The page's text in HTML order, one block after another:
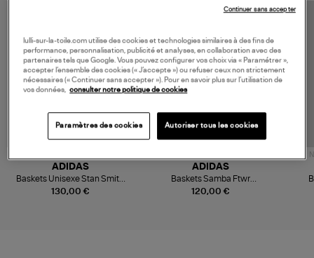
130,00 €
ADIDAS
Baskets Unisexe Stan Smith
Lux Clowhi Cwhite Green
120,00 €
ADIDAS
Baskets Samba Ftwr
White/Earth Strata/Gum5
lulli-sur-la-toile.com utilise des cookies et technologies similaires à des fins de
performance, personnalisation, publicité et analyses, en collaboration avec des
partenaires tels que Google. Vous pouvez configurer vos choix via « Paramétrer »,
accepter l’ensemble des cookies (« J’accepte ») ou refuser ceux non strictement
nécessaires (« Continuer sans accepter »). Pour en savoir plus sur l’utilisation de
vos données, consulter notre politique de cookies
Paramètres des cookies Autoriser tous les cookies
Continuer sans accepter